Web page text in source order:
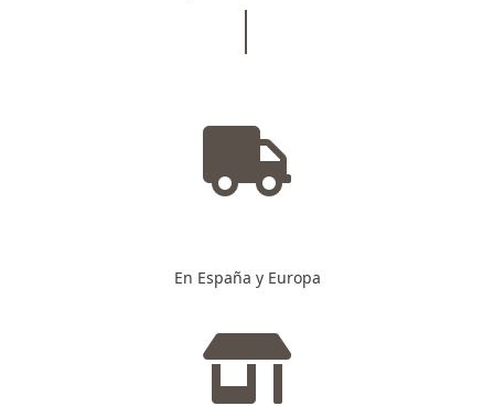
En España y Europa